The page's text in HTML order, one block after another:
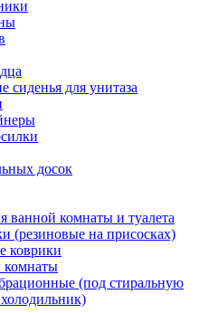
сиденья для унитаза
досок
ванной комнаты и туалета
(резиновые на присосках)
коврики
комнаты
(под стиральную